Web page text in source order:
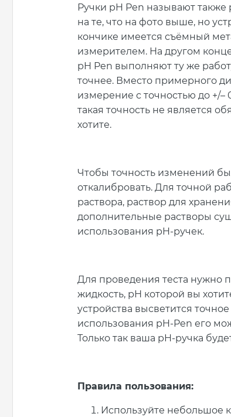
Ручки pH Pen называют
на те, что на фото выше, но
кончике имеется съёмный
измерителем. На другом
pH Pen выполняют ту же
точнее. Вместо примерного
измерение с точностью до +/–
такая точность не является
хотите.
Чтобы точность изменений
откалибровать. Для точной
раствора, раствор для
дополнительные растворы
использования pH-ручек.
Для проведения теста нужно
жидкость, рН которой вы
устройства высветится
использования pH-Pen его
Только так ваша pH-ручка
Правила пользования:
Используйте небольшое